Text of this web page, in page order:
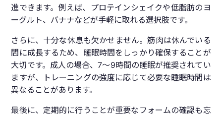
進できます。例えば、プロテインシェイクや低脂肪のヨ
ーグルト、バナナなどが手軽に取れる選択肢です。
さらに、十分な休息も欠かせません。筋肉は休んでいる
間に成長するため、睡眠時間をしっかり確保することが
大切です。成人の場合、7〜9時間の睡眠が推奨されてい
ますが、トレーニングの強度に応じて必要な睡眠時間は
異なることがあります。
最後に、定期的に行うことが重要なフォームの確認も忘